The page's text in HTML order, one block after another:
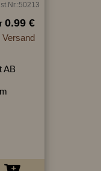
0.99 €
Versand
AB